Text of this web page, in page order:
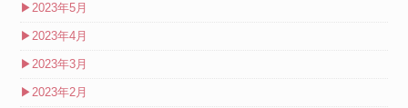
▶2023年5月
▶2023年4月
▶2023年3月
▶2023年2月